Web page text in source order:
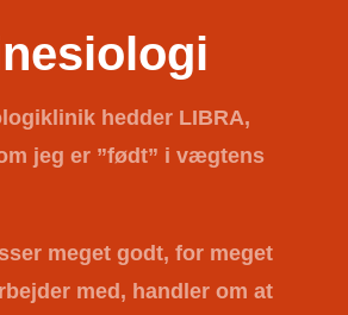
hedder LIBRA,
jeg er ”født” i vægtens
meget godt, for meget
med, handler om at